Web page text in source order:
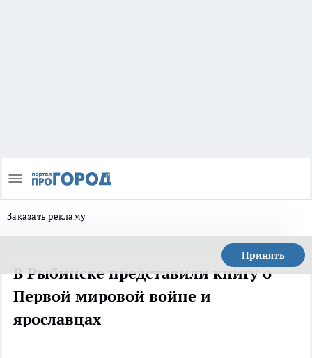
Заказать рекламу
Принять
В Рыбинске представили книгу о
Первой мировой войне и
ярославцах